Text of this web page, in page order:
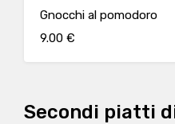
Gnocchi al pomodoro
9.00 €
Secondi piatti